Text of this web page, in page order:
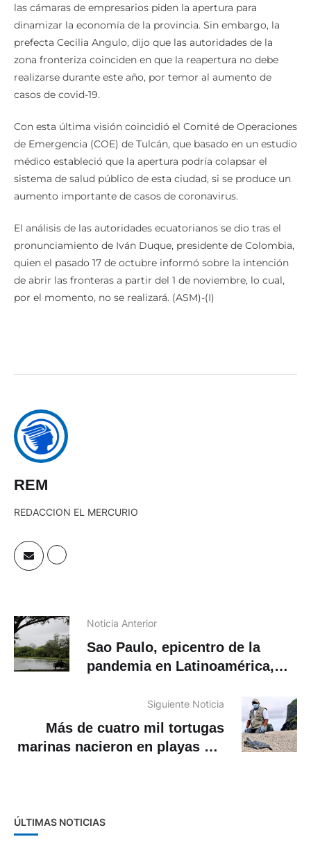
las cámaras de empresarios piden la apertura para
dinamizar la economía de la provincia. Sin embargo, la
prefecta Cecilia Angulo, dijo que las autoridades de la
zona fronteriza coinciden en que la reapertura no debe
realizarse durante este año, por temor al aumento de
casos de covid-19.
Con esta última visión coincidió el Comité de Operaciones
de Emergencia (COE) de Tulcán, que basado en un estudio
médico estableció que la apertura podría colapsar el
sistema de salud público de esta ciudad, si se produce un
aumento importante de casos de coronavirus.
El análisis de las autoridades ecuatorianos se dio tras el
pronunciamiento de Iván Duque, presidente de Colombia,
quien el pasado 17 de octubre informó sobre la intención
de abrir las fronteras a partir del 1 de noviembre, lo cual,
por el momento, no se realizará. (ASM)-(I)
REM
REDACCION EL MERCURIO
Noticia Anterior
Sao Paulo, epicentro de la
pandemia en Latinoamérica,
Siguiente Noticia
Más de cuatro mil tortugas
marinas nacieron en playas del
ÚLTIMAS NOTICIAS